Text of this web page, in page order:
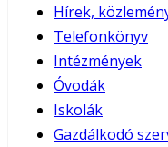
Hírek,
Telefonkönyv
Intézmények
Óvodák
Iskolák
Gazdálkodó